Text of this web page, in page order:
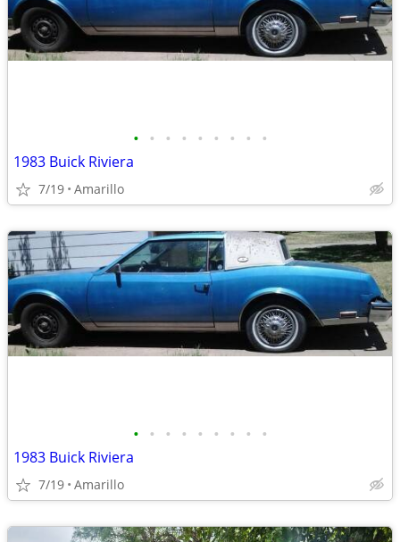
• • • • • • • • •
1983 Buick Riviera
7/19 Amarillo
• • • • • • • • •
1983 Buick Riviera
7/19 Amarillo